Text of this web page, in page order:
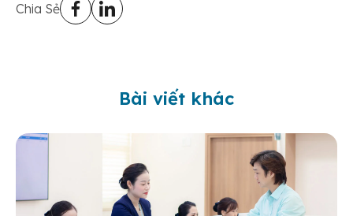
Chia Sẻ
Bài viết khác